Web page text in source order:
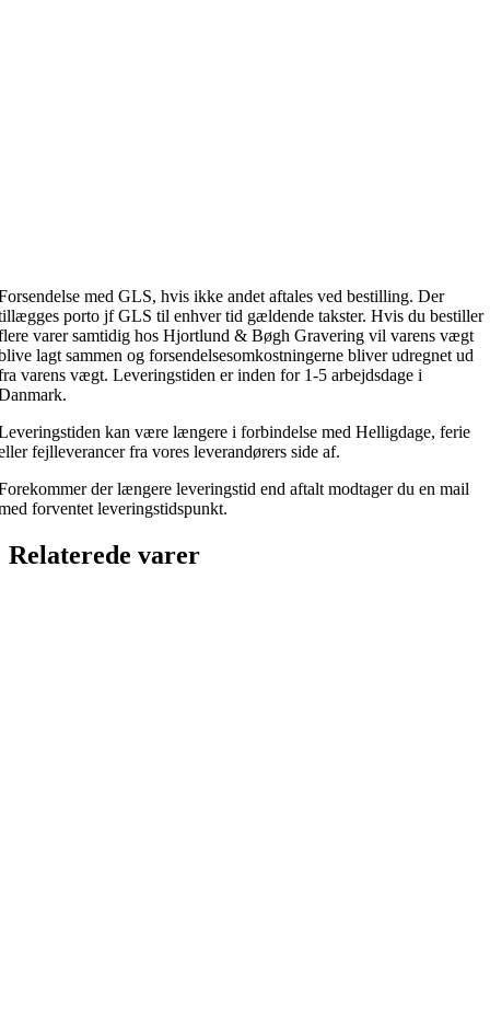
med GLS, hvis ikke andet aftales ved bestilling. Der
porto jf GLS til enhver tid gældende takster. Hvis du bestiller
varer samtidig hos Hjortlund & Bøgh Gravering vil varens vægt
lagt sammen og forsendelsesomkostningerne bliver udregnet ud
varens vægt. Leveringstiden er inden for 1-5 arbejdsdage i
kan være længere i forbindelse med Helligdage, ferie
fejlleverancer fra vores leverandørers side af.
der længere leveringstid end aftalt modtager du en mail
forventet leveringstidspunkt.
Relaterede varer